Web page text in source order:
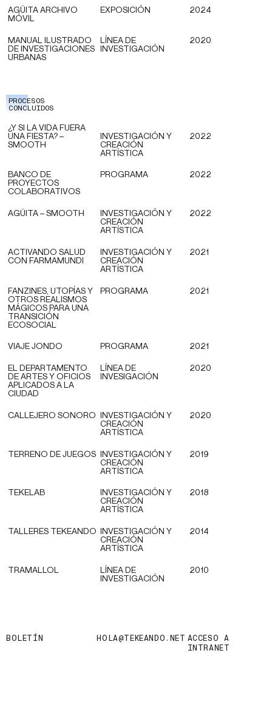
AGÜITA ARCHIVO
MÓVIL
EXPOSICIÓN 2024
MANUAL ILUSTRADO
DE INVESTIGACIONES
URBANAS
LÍNEA DE
INVESTIGACIÓN
2020
PROCESOS
CONCLUIDOS
¿Y SI LA VIDA FUERA
UNA FIESTA? –
SMOOTH
INVESTIGACIÓN Y
CREACIÓN
ARTÍSTICA
2022
BANCO DE
PROYECTOS
COLABORATIVOS
PROGRAMA 2022
AGÜITA – SMOOTH
INVESTIGACIÓN Y
CREACIÓN
ARTÍSTICA
2022
ACTIVANDO SALUD
CON FARMAMUNDI
INVESTIGACIÓN Y
CREACIÓN
ARTÍSTICA
2021
FANZINES, UTOPÍAS Y
OTROS REALISMOS
MÁGICOS PARA UNA
TRANSICIÓN
ECOSOCIAL
PROGRAMA 2021
VIAJE JONDO PROGRAMA 2021
EL DEPARTAMENTO
DE ARTES Y OFICIOS
APLICADOS A LA
CIUDAD
LÍNEA DE
INVESIGACIÓN
2020
CALLEJERO SONORO INVESTIGACIÓN Y
CREACIÓN
ARTÍSTICA
2020
TERRENO DE JUEGOS INVESTIGACIÓN Y
CREACIÓN
ARTÍSTICA
2019
TEKELAB
INVESTIGACIÓN Y
CREACIÓN
ARTÍSTICA
2018
TALLERES TEKEANDO INVESTIGACIÓN Y
CREACIÓN
ARTÍSTICA
2014
TRAMALLOL
LÍNEA DE
INVESTIGACIÓN
2010
BOLETÍN HOLA@TEKEANDO.NET ACCESO A
INTRANET